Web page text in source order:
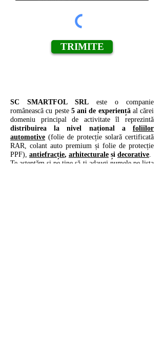
TRIMITE
SC SMARTFOL SRL este o companie
românească cu peste 5 ani de experiențăal cărei
domeniu principal de activitate îl reprezintă
distribuirea la nivel național a foliilor
automotive (folie de protecție solară certificată
RAR, colant auto premium și folie de protecție
PPF), antiefracție, arhitecturale și decorative.
Te așteptăm și pe tine să-ți adaugi numele pe lista